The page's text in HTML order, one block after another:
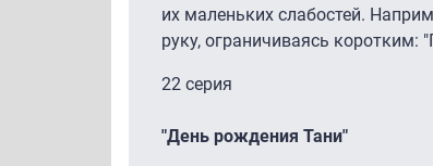
их маленьких слабостей.
руку, ограничиваясь коротким:
22 серия
"День рождения Тани"